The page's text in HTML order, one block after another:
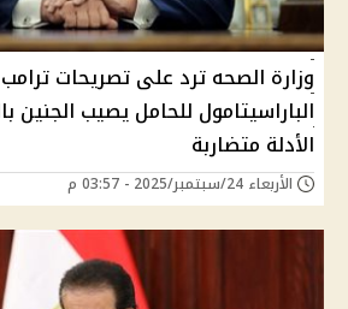
وزارة الصحه ترد على تصريحات
الباراسيتامول للحامل يصيب الجنين
الأدلة متضاربة
الأربعاء 24/سبتمبر/2025 - 03:57 م